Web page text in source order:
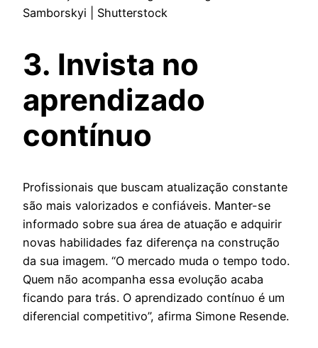
Samborskyi | Shutterstock
3. Invista no
aprendizado
contínuo
Profissionais que buscam atualização constante
são mais valorizados e confiáveis. Manter-se
informado sobre sua área de atuação e adquirir
novas habilidades faz diferença na construção
da sua imagem. “O mercado muda o tempo todo.
Quem não acompanha essa evolução acaba
ficando para trás. O aprendizado contínuo é um
diferencial competitivo”, afirma Simone Resende.